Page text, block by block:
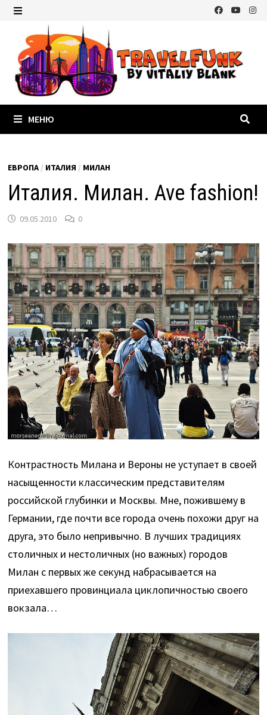
Перейти
содержимому
МЕНЮ
ЕВРОПА / ИТАЛИЯ / МИЛАН
Италия. Милан. Ave fashion!
09.05.2010 0
Контрастность Милана и Вероны не уступает в своей
насыщенности классическим представителям
российской глубинки и Москвы. Мне, пожившему в
Германии, где почти все города очень похожи друг на
друга, это было непривычно. В лучших традициях
столичных и нестоличных (но важных) городов
Милан с первых же секунд набрасывается на
приехавшего провинциала циклопичностью своего
вокзала…